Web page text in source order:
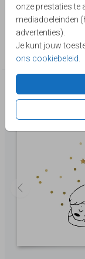
onze prestaties te
mediadoeleinden
advertenties).
Je kunt jouw
ons cookiebeleid
maken!Toon meer
Collectie
Belgisch vierkant
Deze